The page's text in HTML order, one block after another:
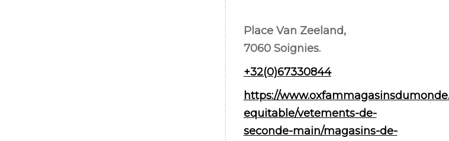
Place Van Zeeland,
7060 Soignies.
+32(0)67330844
https://
equitable/vetements-de-
seconde-main/magasins-de-